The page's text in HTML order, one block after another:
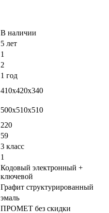
В наличии
5 лет
1
2
1 год
410x420x340
500x510x510
220
59
3 класс
1
Кодовый электронный +
ключевой
Графит структурированный
эмаль
ПРОМЕТ без скидки